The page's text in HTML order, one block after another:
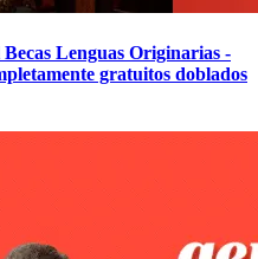
Lenguas Originarias -
gratuitos doblados